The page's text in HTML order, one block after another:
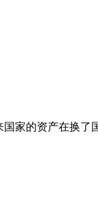
家的资产在换了